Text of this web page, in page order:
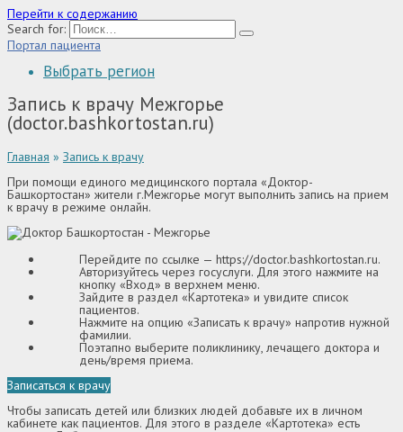
Перейти к содержанию
Search for:
Портал пациента
Выбрать регион
Запись к врачу Межгорье
(doctor.bashkortostan.ru)
Главная » Запись к врачу
При помощи единого медицинского портала «Доктор-
Башкортостан» жители г.Межгорье могут выполнить запись на прием
к врачу в режиме онлайн.
Перейдите по ссылке — https://doctor.bashkortostan.ru.
Авторизуйтесь через госуслуги. Для этого нажмите на
кнопку «Вход» в верхнем меню.
Зайдите в раздел «Картотека» и увидите список
пациентов.
Нажмите на опцию «Записать к врачу» напротив нужной
фамилии.
Поэтапно выберите поликлинику, лечащего доктора и
день/время приема.
Записаться к врачу
Чтобы записать детей или близких людей добавьте их в личном
кабинете как пациентов. Для этого в разделе «Картотека» есть